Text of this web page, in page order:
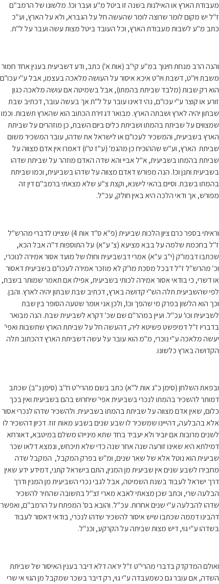
מעבודת הארץ או האילנות בשנה זו ביטל מ"ע ועבר וכו'. מלשונו של הרמב"ם
ז"ל יש מקום לומר שרוצה לומר שהעשה חל על הגברא, ולא על הארץ, וע"כ
כתב מ"ע לשבות מעבודת הארץ, וכל העובד ביטל מצות עשה ועבר על ל"ת.
והנה הרב מנחת חינוך במ"ע קי"ב (אות א') כתב, ודע דשביעית בענין אחד חמור
משבת ויו"ט, דשבת ויו"ט איכא איסור על העושה מלאכה בעצמו, אבל ע"י עכו"ם
הוא רק שבות (מלבד שביתת בהמתו), אבל בשמיטה אם עושה מלאכה כגון
זורע או קוצר ע"י עכו"ם, נהי דאינו עובר על ל"ת אך בעשה עובר, דכתיב שבת
שבתון יהיה לארץ ושבתה הארץ. מבואר דגזירת הכתוב הוא שהארץ תשבות. וכמו
שמצווים על שביתת בהמתו ושביתת כלים ביום השבת, כן מוזהרים על שביתת
הארץ בשביעית, והמשכיר לעכו"ם או לישראל את שדהו, עובר המשכיר משום
שביתת הארץ, וע"ש שההוכיח כן מהגמ' (ע"ז ט"ו) דאמרו אין אדם מצווה על
שביתת בהמתו בשביעית, א"ל אביי והא שדה האדם מוזהר על שביתת שדהו
בשביעית ותנן וכו'. הנה מפורש דאדם מצווה על שדהו בשביעית, וכמו שביתת
בהמתו בשבת. וסיים בהאי לישנא, וקצת צ"ע שלא מצאתי ברמב"ם דין זה
מפורש, אך ודאי הלכה היא באין חולק, עכ"ל.
וראיתי בספר כרם ציון הלכות שביעית (פ"א ס"ד אות 4) שציינו לדברי מהרש"ל
ז"ל בחכמת שלמה על בבא מציעא (צ' ע"א) על התוספות ד"ה אבל הכא,
שכתבו דבמו"ק (י"ב ע"א) אמרי דבשביעית וחולו של מועד אסור אמירה לנוכרי,
וכ' מהרש"ל ז"ל דבכל מסכת מו"ק לא מוזכר אמירה לעכו"ם בשביעית דאסור
או דשרי, כי בודאי אסור אמירה לכותי בשביעית, אפילו אם תאמר שמותר בשבת,
לפי שהשביעית תלה הש"י קדושה בארץ, דכתיב שבת שבתון יהיה לארץ. והבן.
וכך הוא הלשון בפרק מי שהפך וכו', ולכן אני אומר שטעה הסופר בין שבת
לשביעית וכו' עכ"ל. ועיין במהר"ם שם שכ' דקרא לשביעית שבת. הנה מבואר
בדבריו ז"ל דמיפשט פשיטא ליה, דהעשה חל על שביתת הארץ שתשבות ואפי'
יעשה מלאכה ע"י נוכרי, מ"מ הוא עובר על עשה דשביתת הארץ דהכתוב תלה
הקדושה בארץ כלשונו.
ובפאת השלחן (סימן כ"ג אות ל"א) כתב בשם מהרי"ט ח"ב (סימן נ"ב) שכתב
דמותר להשכיר בהמתו לנכרי בשביעית אפי' שיחרוש בהם בשביעית ואין בכך
כלום, שאין אדם מצווה על שביתת בהמתו בשביעית. ולהשכיר שדהו לנכרי אסור
אלא בהבלעה, דהייינו שמשכיר לו שבע שנים בשבע מאות זוז. דכיון דהשכיר לו
לשנים מרובות אם יוביר ולא יעביד בחד שתא מינייהו משלם במיטבא, דאורחא
דמילתא היא שאינו זורעה שנה אחר שנה כדי שלא תיכחש, ונמצא דלאו שכר
שביעית הוא נוטל אלא של שאר שנים, ומ"ש בפרק המקבל, המקבל שדה
מחבירו לשבע שנים אין שביעית מן המנין, התם בישראל קתני, דמידע ידע שאין
דרך ישראל לעבוד בשנת השמיטה, אבל לגבי נכרי השביעית מן המנין ודרך
הבלעה שרי, וכתב שכן מצאתי לאבא מארי זצ"ל בתשובה שהתיר להשכיר
שדהו להבלעה ע"י שנים אחרות. עכ"ל. והובא בס' המפתח על הרמב"ם, ואפשר
דהבינו דממה שכתבו שיש איסור להשכיר שדהו לנכרי, בודאי דאסור לעבוד
בשדהו ע"י גוי, דיש מצות שביתה על הקרקע, וכנ"ל.
ואולם המדקדק בדברי מהרי"ט ז"ל יראה דלא דיבר בענין האיסור של שביתת
השדה, אם עובר גם כשמעבדה ע"י גוי, רק דיבר בשכר שמקבל מן הגוי אי שרי